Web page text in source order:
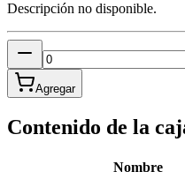
Descripción no disponible.
Agregar
Contenido de la
Nombre